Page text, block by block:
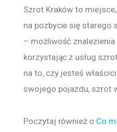
Szrot Kraków to
na pozbycie się starego
– możliwość
korzystając z usług
na to, czy jesteś
swojego pojazdu, szrot
Poczytaj również o Co